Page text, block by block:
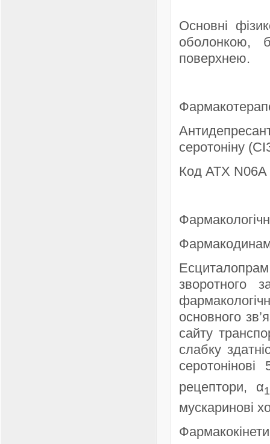
Основні
оболонкою,
поверхнею.
серотоніну
Код АТХ N06A
зворотного
основного
сайту
слабку
серотонінові
рецептори, α1
мускаринові